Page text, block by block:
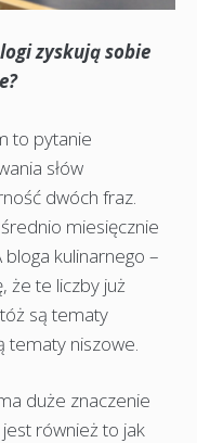
zyskują sobie
to pytanie
słów
dwóch fraz.
miesięcznie
kulinarnego –
że te liczby już
są tematy
tematy niszowe.
duże znaczenie
również to jak